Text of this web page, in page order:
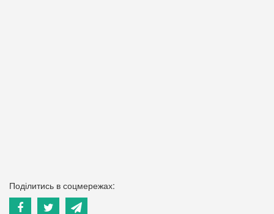
Поділитись в соцмережах: